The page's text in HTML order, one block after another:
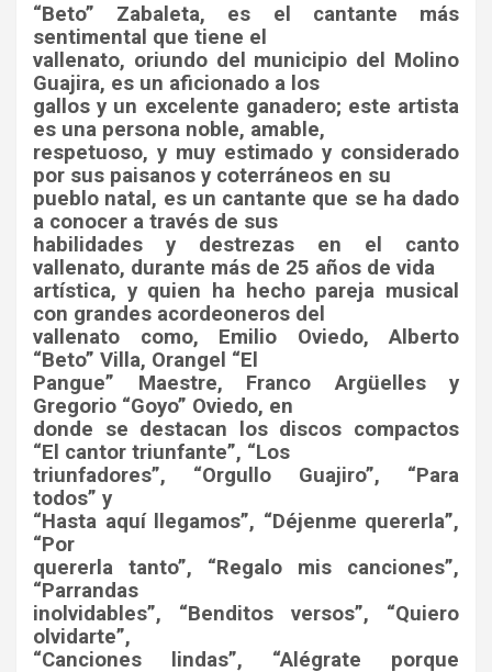
“Beto” Zabaleta, es el cantante más
sentimental que tiene el
vallenato, oriundo del municipio del Molino
Guajira, es un aficionado a los
gallos y un excelente ganadero; este artista
es una persona noble, amable,
respetuoso, y muy estimado y considerado
por sus paisanos y coterráneos en su
pueblo natal, es un cantante que se ha dado
a conocer a través de sus
habilidades y destrezas en el canto
vallenato, durante más de 25 años de vida
artística, y quien ha hecho pareja musical
con grandes acordeoneros del
vallenato como, Emilio Oviedo, Alberto
“Beto” Villa, Orangel “El
Pangue” Maestre, Franco Argüelles y
Gregorio “Goyo” Oviedo, en
donde se destacan los discos compactos
“El cantor triunfante”, “Los
triunfadores”, “Orgullo Guajiro”, “Para
todos” y
“Hasta aquí llegamos”, “Déjenme quererla”,
“Por
quererla tanto”, “Regalo mis canciones”,
“Parrandas
inolvidables”, “Benditos versos”, “Quiero
olvidarte”,
“Canciones lindas”, “Alégrate porque